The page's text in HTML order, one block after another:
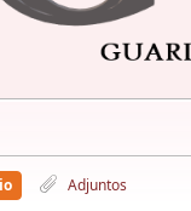
Adjuntos